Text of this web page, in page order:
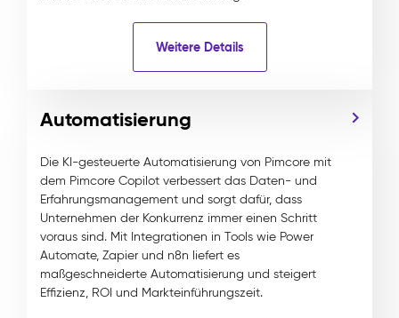
Weitere Details
Automatisierung
Die KI-gesteuerte Automatisierung von Pimcore mit
dem Pimcore Copilot verbessert das Daten- und
Erfahrungsmanagement und sorgt dafür, dass
Unternehmen der Konkurrenz immer einen Schritt
voraus sind. Mit Integrationen in Tools wie Power
Automate, Zapier und n8n liefert es
maßgeschneiderte Automatisierung und steigert
Effizienz, ROI und Markteinführungszeit.